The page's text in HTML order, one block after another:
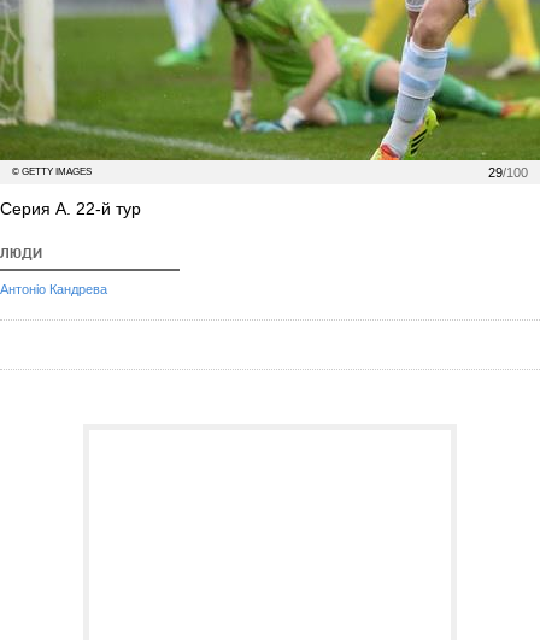
29/100
© GETTY IMAGES
Серия А. 22-й тур
ЛЮДИ
Антоніо Кандрева